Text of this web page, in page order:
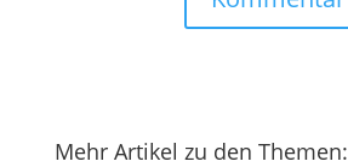
Mehr Artikel zu den Themen: